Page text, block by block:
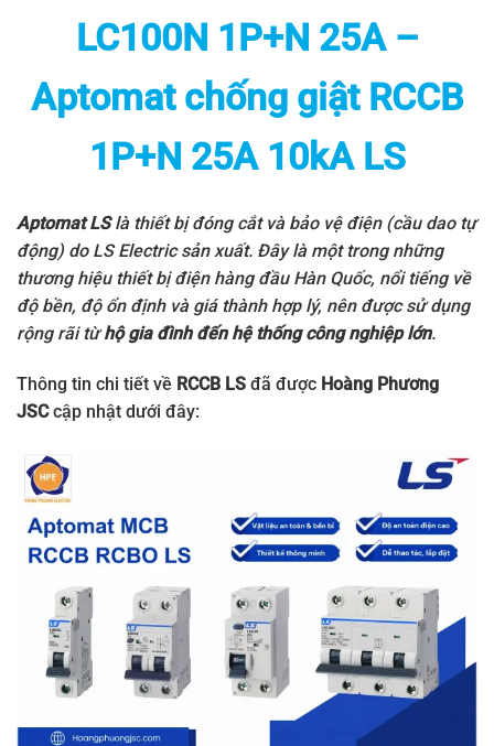
LC100N 1P+N 25A –
Aptomat chống giật RCCB
1P+N 25A 10kA LS
Aptomat LSlà thiết bị đóng cắt và bảo vệ điện (cầu dao tự
động) do LS Electricsản xuất. Đây là một trong những
thương hiệu thiết bị điện hàng đầu Hàn Quốc, nổi tiếng về
độ bền, độ ổn định và giá thành hợp lý, nên được sử dụng
rộng rãi từhộ gia đình đến hệ thống công nghiệp lớn.
Thông tin chi tiết về RCCB LS đã được Hoàng Phương
JSCcập nhật dưới đây: